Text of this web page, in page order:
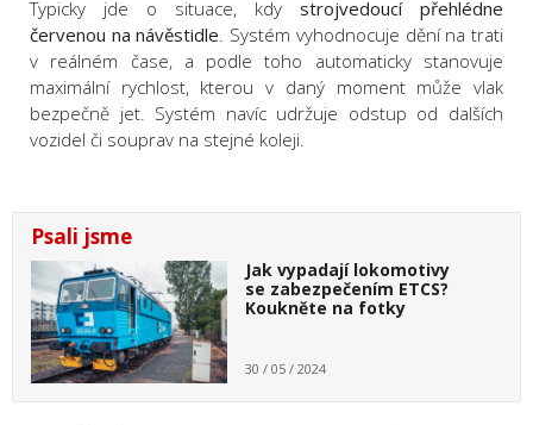
Typicky jde o situace, kdy strojvedoucí přehlédne
červenou na návěstidle . Systém vyhodnocuje dění na trati
v reálném čase, a podle toho automaticky stanovuje
maximální rychlost, kterou v daný moment může vlak
bezpečně jet. Systém navíc udržuje odstup od dalších
vozidel či souprav na stejné koleji.
Psali jsme
Jak vypadají lokomotivy
se zabezpečením ETCS?
Koukněte na fotky
30 / 05 / 2024